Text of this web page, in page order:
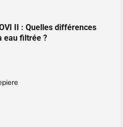
II : Quelles différences
eau filtrée ?